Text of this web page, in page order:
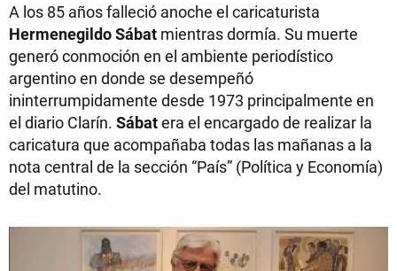
A los 85 años falleció anoche el caricaturista
Hermenegildo Sábat mientras dormía. Su muerte
generó conmoción en el ambiente periodístico
argentino en donde se desempeñó
ininterrumpidamente desde 1973 principalmente en
el diario Clarín. Sábatera el encargado de realizar la
caricatura que acompañaba todas las mañanas a la
nota central de la sección “País” (Política y Economía)
del matutino.